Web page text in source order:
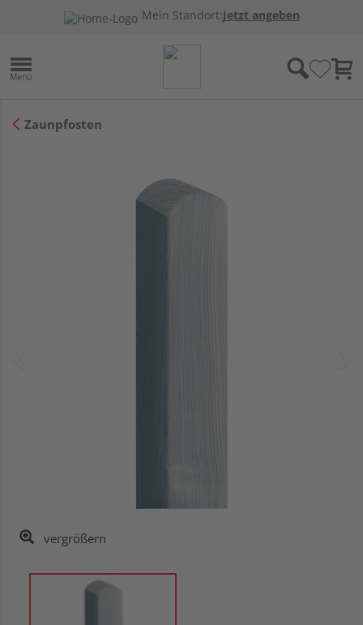
Mein Standort:Jetzt angeben
Zaunpfosten
vergrößern